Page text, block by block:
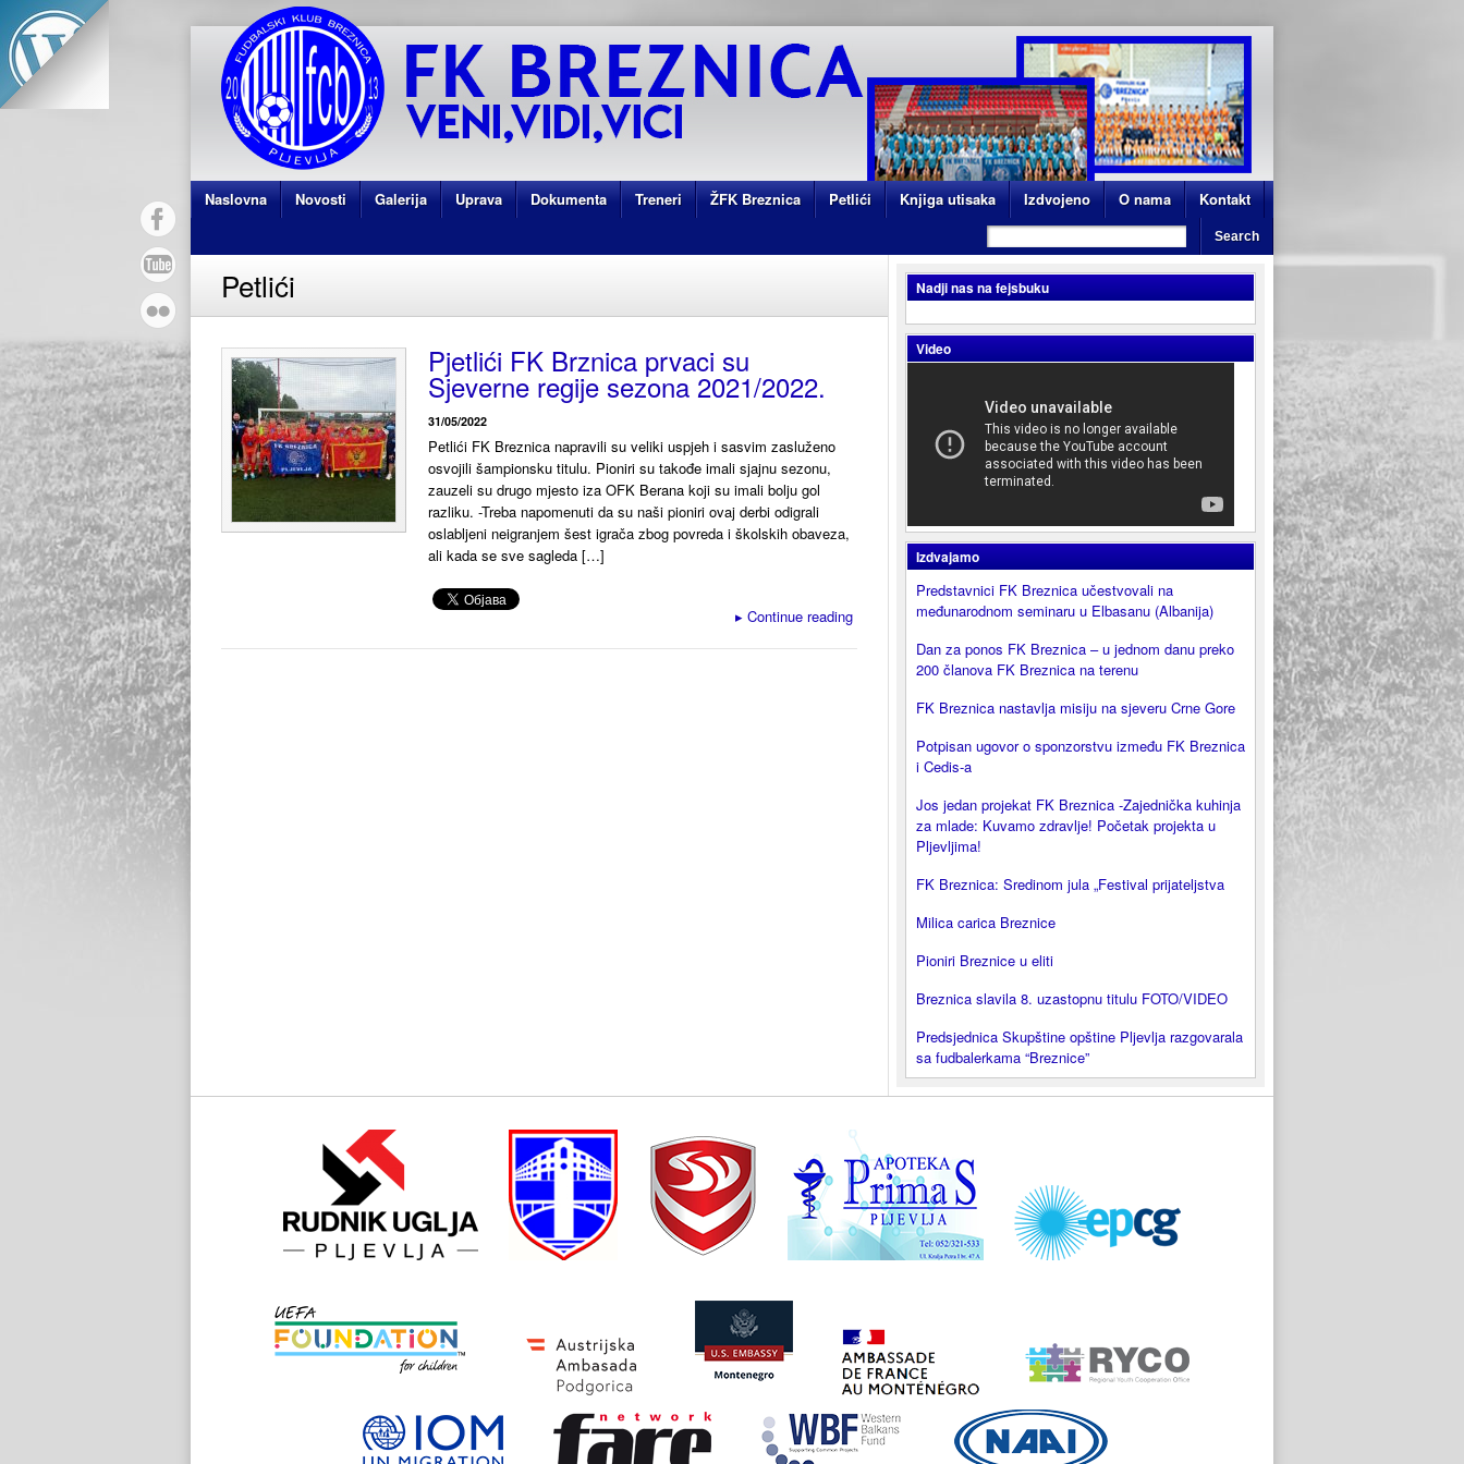
Naslovna Novosti Galerija Uprava Dokumenta Treneri ŽFK Breznica Petlići Knjiga utisaka Izdvojeno O nama Kontakt
Petlići
Pjetlići FK Brznica prvaci su
Sjeverne regije sezona 2021/2022.
31/05/2022
Petlići FK Breznica napravili su veliki uspjeh i sasvim zasluženo
osvojili šampionsku titulu. Pioniri su takođe imali sjajnu sezonu,
zauzeli su drugo mjesto iza OFK Berana koji su imali bolju gol
razliku. -Treba napomenuti da su naši pioniri ovaj derbi odigrali
oslabljeni neigranjem šest igrača zbog povreda i školskih obaveza,
ali kada se sve sagleda […]
▸ Continue reading
Nadji nas na fejsbuku
Video
Izdvajamo
Predstavnici FK Breznica učestvovali na
međunarodnom seminaru u Elbasanu (Albanija)
Dan za ponos FK Breznica – u jednom danu preko
200 članova FK Breznica na terenu
FK Breznica nastavlja misiju na sjeveru Crne Gore
Potpisan ugovor o sponzorstvu između FK Breznica
i Cedis-a
Jos jedan projekat FK Breznica -Zajednička kuhinja
za mlade: Kuvamo zdravlje! Početak projekta u
Pljevljima!
FK Breznica: Sredinom jula „Festival prijateljstva
Milica carica Breznice
Pioniri Breznice u eliti
Breznica slavila 8. uzastopnu titulu FOTO/VIDEO
Predsjednica Skupštine opštine Pljevlja razgovarala
sa fudbalerkama “Breznice”